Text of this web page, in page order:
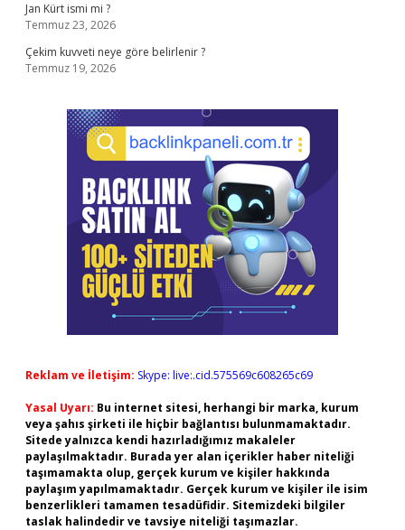
Jan Kürt ismi mi ?
Temmuz 23, 2026
Çekim kuvveti neye göre belirlenir ?
Temmuz 19, 2026
Reklam ve İletişim: Skype: live:.cid.575569c608265c69
Yasal Uyarı: Bu internet sitesi, herhangi bir marka, kurum
veya şahıs şirketi ile hiçbir bağlantısı bulunmamaktadır.
Sitede yalnızca kendi hazırladığımız makaleler
paylaşılmaktadır. Burada yer alan içerikler haber niteliği
taşımamakta olup, gerçek kurum ve kişiler hakkında
paylaşım yapılmamaktadır. Gerçek kurum ve kişiler ile isim
benzerlikleri tamamen tesadüfidir. Sitemizdeki bilgiler
taslak halindedir ve tavsiye niteliği taşımazlar.